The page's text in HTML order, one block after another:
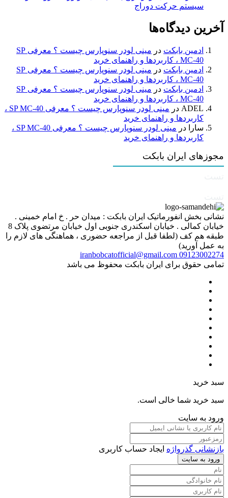
سیستم حرکت دوراج
آخرین دیدگاه‌ها
ادمین بابکت در
مینی لودر سنوپارس چیست ؟ معرفی SP
MC-40 ، کاربردها و راهنمای خرید
ادمین بابکت در
مینی لودر سنوپارس چیست ؟ معرفی SP
MC-40 ، کاربردها و راهنمای خرید
ادمین بابکت در
مینی لودر سنوپارس چیست ؟ معرفی SP
MC-40 ، کاربردها و راهنمای خرید
ADEL در
مینی لودر سنوپارس چیست ؟ معرفی SP MC-40 ،
کاربردها و راهنمای خرید
سارا
در
مینی لودر سنوپارس چیست ؟ معرفی SP MC-40 ،
کاربردها و راهنمای خرید
مجوزهای ایران بابکت
نشانی بخش انفورماتیک ایران بابکت : میدان حر . خ امام خمینی .
خیابان کمالی . خیابان اسکندری جنوبی اول خیابان مرتضوی پلاک 8
طبقه هم کف (لطفا قبل از مراجعه حضوری ، هماهنگی های لازم را
به عمل آورید)
09123002274
iranbobcatofficial@gmail.com
تمامی حقوق برای ایران بابکت محفوظ می باشد
سبد خرید
سبد خرید شما خالی است.
ورود به سایت
بازنشانی گذرواژه ایجاد حساب کاربری
ورود به سایت